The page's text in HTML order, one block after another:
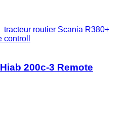
tracteur routier Scania R380+
200c-3 Remote